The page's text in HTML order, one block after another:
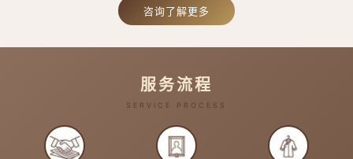
咨询了解更多
服务流程
SERVICE PROCESS